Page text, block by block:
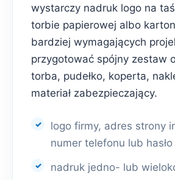
wystarczy nadruk logo na
torbie papierowej albo
bardziej wymagających
przygotować spójny zestaw
torba, pudełko, koperta,
materiał zabezpieczający.
logo firmy, adres strony
numer telefonu lub
nadruk jedno- lub